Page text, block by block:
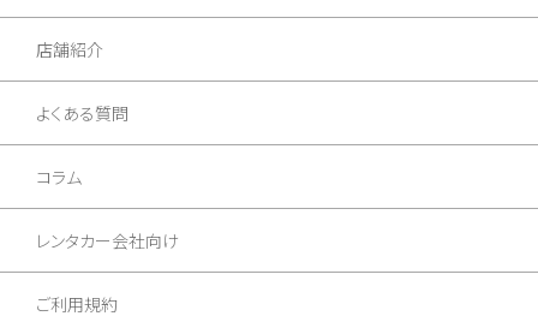
店舗紹介
よくある質問
コラム
レンタカー会社向け
ご利用規約